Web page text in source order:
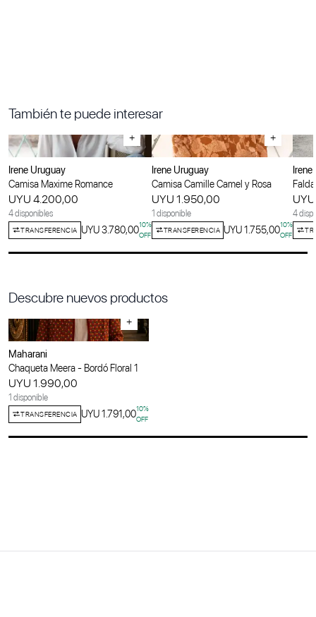
También te puede interesar
+
Irene Uruguay
Camisa Maxime Romance
UYU 4.200,00
4 disponibles
TRANSFERENCIA UYU 3.780,0010%
OFF
+
Irene Uruguay
Camisa Camille Camel y Rosa
UYU 1.950,00
1 disponible
TRANSFERENCIA UYU 1.755,0010%
OFF
4
Descubre nuevos productos
+
Maharani
Chaqueta Meera - Bordó Floral 1
UYU 1.990,00
1 disponible
TRANSFERENCIA UYU 1.791,0010%
OFF